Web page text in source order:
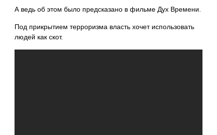
А ведь об этом было предсказано в фильме Дух Времени.
Под прикрытием терроризма власть хочет использовать
людей как скот.